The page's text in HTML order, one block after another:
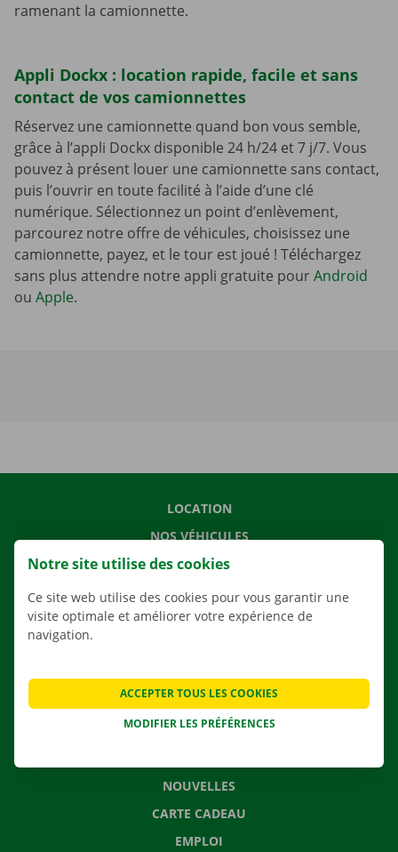
ramenant la camionnette.
Appli Dockx : location rapide, facile et sans
contact de vos camionnettes
Réservez une camionnette quand bon vous semble,
grâce à l’appli Dockx disponible 24 h/24 et 7 j/7. Vous
pouvez à présent louer une camionnette sans contact,
puis l’ouvrir en toute facilité à l’aide d’une clé
numérique. Sélectionnez un point d’enlèvement,
parcourez notre offre de véhicules, choisissez une
camionnette, payez, et le tour est joué ! Téléchargez
sans plus attendre notre appli gratuite pourAndroid
ou Apple.
LOCATION
NOS VÉHICULES
NOS SERVICES
AGENCES
APPLI
CONTACTEZ NOUS
NOUVELLES
CARTE CADEAU
EMPLOI
Notre site utilise des cookies
Ce site web utilise des cookies pour vous garantir une
visite optimale et améliorer votre expérience de
navigation.
MODIFIER LES PRÉFÉRENCES
ACCEPTER TOUS LES COOKIES